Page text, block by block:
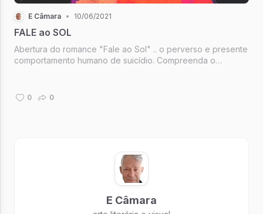
E Câmara • 10/06/2021
FALE ao SOL
Abertura do romance "Fale ao Sol" .. o perverso e presente
comportamento humano de suicídio. Compreenda o
0 0
E Câmara